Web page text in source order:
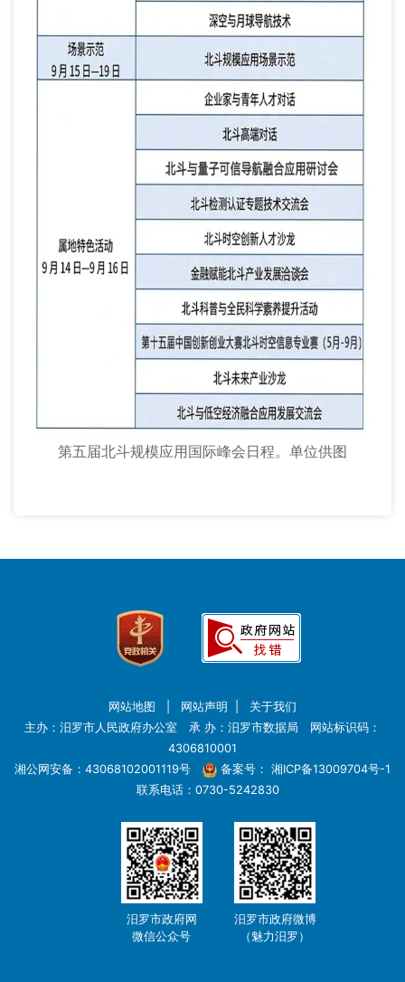
第五届北斗规模应用国际峰会日程。单位供图
网站地图 网站声明
关于我们
主办：汨罗市人民政府办公室 承 办：汨罗市数据局 网站标识码：
4306810001
湘公网安备：43068102001119号
备案号： 湘ICP备13009704号-1
联系电话：0730-5242830
汨罗市政府网
微信公众号
汨罗市政府微博
（魅力汨罗）